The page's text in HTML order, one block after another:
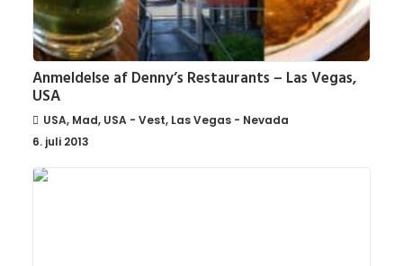
Anmeldelse af Denny’s Restaurants – Las Vegas,
USA
USA, Mad, USA - Vest, Las Vegas - Nevada
6. juli 2013